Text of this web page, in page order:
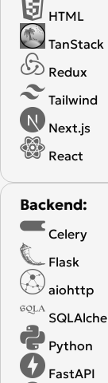
HTML
TanStack
Redux
Tailwind
Next.js
React
Backend:
Celery
Flask
aiohttp
Python
FastAPI